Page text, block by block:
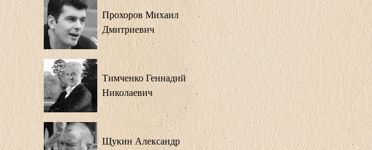
Прохоров Михаил
Дмитриевич
Тимченко Геннадий
Николаевич
Щукин Александр